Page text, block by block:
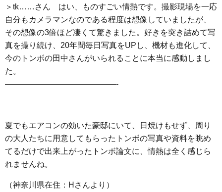
＞tk……さん はい、ものすごい情熱です。撮影現場を一応
自分もカメラマンなのである程度は想像していましたが、
その想像の3倍ほど凄くて驚きました。好きを突き詰めて写
真を撮り続け、20年間毎日写真をUPし、機材も進化して、
今のトンボの田中さんがいられることに本当に感動しまし
た。
——————————————-
夏でもエアコンの効いた豪邸にいて、日焼けもせず、周り
の大人たちに用意してもらったトンボの写真や資料を眺め
てるだけで出来上がったトンボ論文に、情熱は全く感じら
れませんね。
（神奈川県在住：Hさんより）